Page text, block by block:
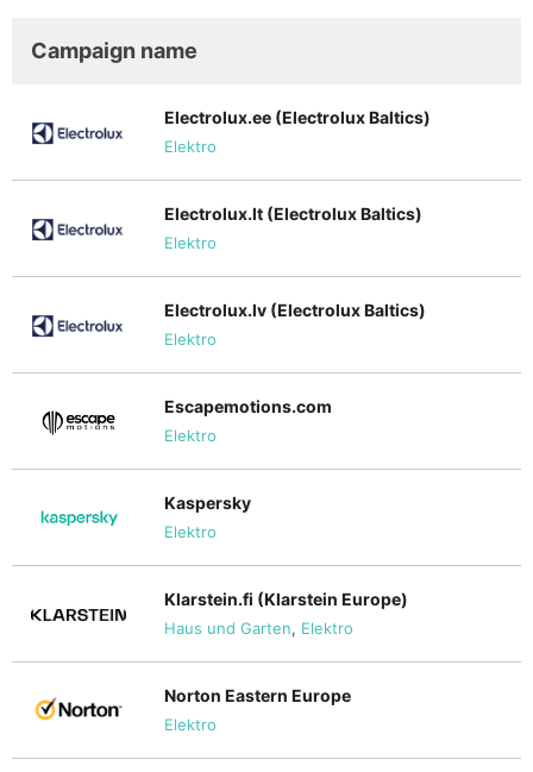
Campaign name
Electrolux.ee (Electrolux Baltics)
Elektro
Electrolux.lt (Electrolux Baltics)
Elektro
Electrolux.lv (Electrolux Baltics)
Elektro
Escapemotions.com
Elektro
Kaspersky
Elektro
Klarstein.fi (Klarstein Europe)
Haus und Garten, Elektro
Norton Eastern Europe
Elektro